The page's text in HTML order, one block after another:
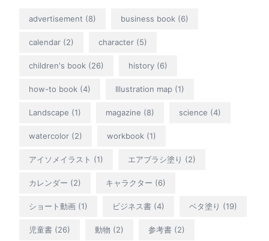
advertisement (8) business book (6)
calendar (2) character (5)
children's book (26) history (6)
how-to book (4) Illustration map (1)
Landscape (1) magazine (8) science (4)
watercolor (2) workbook (1)
アイソメイラスト (1) エアブラシ塗り (2)
カレンダー (2) キャラクター (6)
ショート動画 (1) ビジネス書 (4) ベタ塗り (19)
児童書 (26) 動物 (2) 参考書 (2)